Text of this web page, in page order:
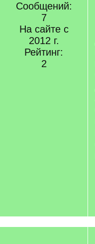
Сообщений:
7
На сайте с
2012 г.
Рейтинг:
2